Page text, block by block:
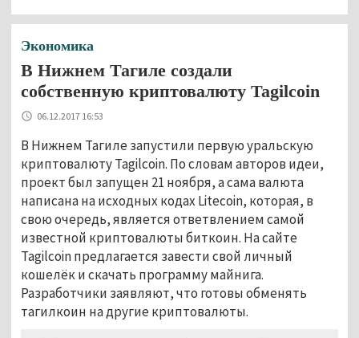
Экономика
В Нижнем Тагиле создали
собственную криптовалюту Tagilcoin
06.12.2017 16:53
В Нижнем Тагиле запустили первую уральскую
криптовалюту Tagilcoin. По словам авторов идеи,
проект был запущен 21 ноября, а сама валюта
написана на исходных кодах Litecoin, которая, в
свою очередь, является ответвлением самой
известной криптовалюты биткоин. На сайте
Tagilcoin предлагается завести свой личный
кошелёк и скачать программу майнига.
Разработчики заявляют, что готовы обменять
тагилкоин на другие криптовалюты.